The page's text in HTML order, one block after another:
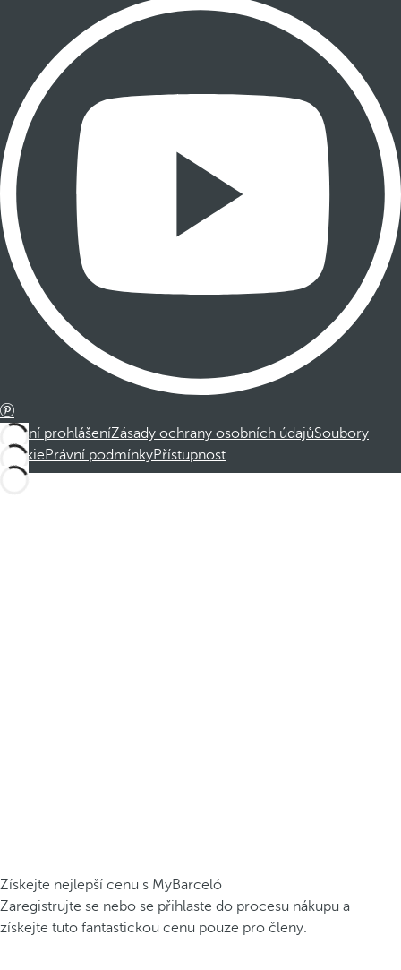
Právní prohlášeníZásady ochrany osobních údajůSoubory
cookiePrávní podmínkyPřístupnost
Získejte nejlepší cenu s MyBarceló
Zaregistrujte se nebo se přihlaste do procesu nákupu a
získejte tuto fantastickou cenu pouze pro členy.